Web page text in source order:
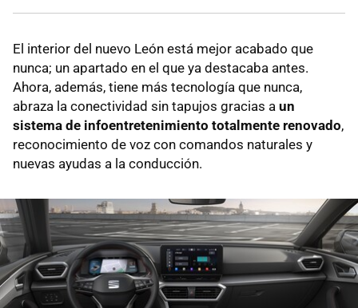
El interior del nuevo León está mejor acabado que
nunca; un apartado en el que ya destacaba antes.
Ahora, además, tiene más tecnología que nunca,
abraza la conectividad sin tapujos gracias a un
sistema de infoentretenimiento totalmente renovado,
reconocimiento de voz con comandos naturales y
nuevas ayudas a la conducción.